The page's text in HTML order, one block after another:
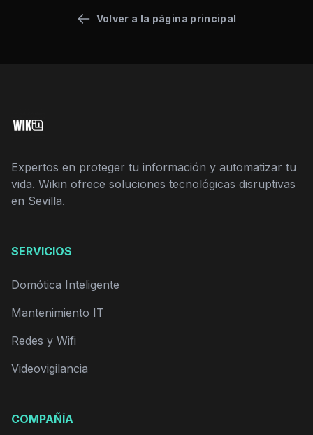
Volver a la página principal
Expertos en proteger tu información y automatizar tu
vida. Wikin ofrece soluciones tecnológicas disruptivas
en Sevilla.
SERVICIOS
Domótica Inteligente
Mantenimiento IT
Redes y Wifi
Videovigilancia
COMPAÑÍA